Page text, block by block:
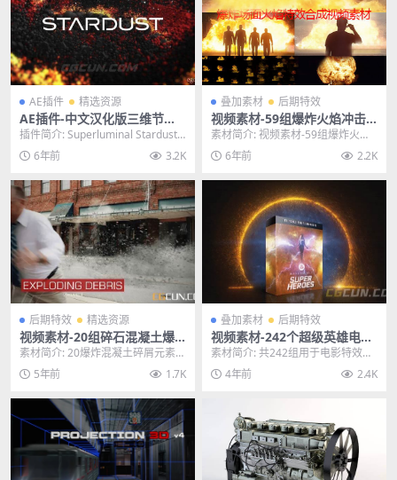
AE插件 精选资源
AE插件-中文汉化版三维节点
式粒子插件Superluminal Sta
rdust 1.2 WIN破解版
插件简介: Superluminal Stardust
1.2（星辰粒子插件）是...
6年前 3.2K
叠加素材 后期特效
视频素材-59组爆炸火焰冲击
特效场景4K合成叠加视频素材
素材简介: 视频素材-59组爆炸火焰
冲击特效场景4K合成叠加视频素
材，一共包含5...
6年前 2.2K
后期特效 精选资源
视频素材-20组碎石混凝土爆
炸飞溅特效2K动画素材
素材简介: 20爆炸混凝土碎屑元素。
包括正视图和侧视图。 以2K和4.5K
分辨...5年前 1.7K
叠加素材 后期特效
视频素材-242个超级英雄电流
魔法能量火焰雷电传送门4K电
影特效合成素材
素材简介: 共242组用于电影特效合
成的4K视频素材，拥有：火焰、闪
电电流、传送...
4年前 2.4K